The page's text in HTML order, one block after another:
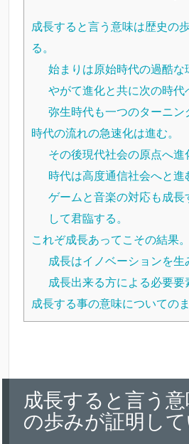
成長すると言う意味は歴史の
る。
始まりは原始時代の過酷な
やがて進化と共に次の時代
弥生時代も一つのターニン
時代の流れの急速化は進む。
その後現代社会の原点へ進
時代は高度通信社会へと進
ゲームと音楽の対応も成長
して君臨する。
これぞ成長あってこその結果。
成長はイノベーションを生
成長出来る方による必要要
成長する事の意味についてのま
成長すると言う
の歩みが証明して